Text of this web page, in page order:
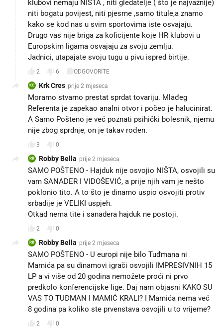
klubovi nemaju NIŠTA , niti gledatelje ( što je najvažnije)
niti bogatu povijest, niti pjesme ,samo titule,a znamo
kako se kod nas u svim sportovima iste osvajaju.
Drugo vas nije briga za koficijente koje HR klubovi u
Europskim ligama osvajaju za svoju zemlju.
Jadnici, utapajate svoju tugu u pivu ispred birtije.
2 6 ODGOVORITE
KC Krk Cres prije 2 mjeseca
Moramo stvarno prestat sprdat tovariju. Mlađeg
Referenta je zapekao analni otvor i počeo je halucinirat.
A Samo Pošteno je već poznati psihički bolesnik, njemu
nije zbog sprdnje, on je takav rođen.
3 0
RB Robby Bella prije 2 mjeseca
SAMO POŠTENO - Hajduk nije osvojio NIŠTA, osvojili su
vam SANADER I VIDOŠEVIĆ, a prije njih vam je nešto
poklonio tito. A to što je dinamo uspio osvojiti protiv
srbadije je VELIKI uspjeh.
Otkad nema tite i sanadera hajduk ne postoji.
2 0
RB Robby Bella prije 2 mjeseca
SAMO POŠTENO - U europi nije bilo Tuđmana ni
Mamića pa su dinamovi igrači osvojili IMPRESIVNIH 15
LP a vi više od 20 godina nemožete proći ni prvo
predkolo konferencijske lige. Daj nam objasni KAKO SU
VAS TO TUĐMAN I MAMIĆ KRALI? I Mamića nema već
8 godina pa koliko ste prvenstava osvojili u to vrijeme?
2
0